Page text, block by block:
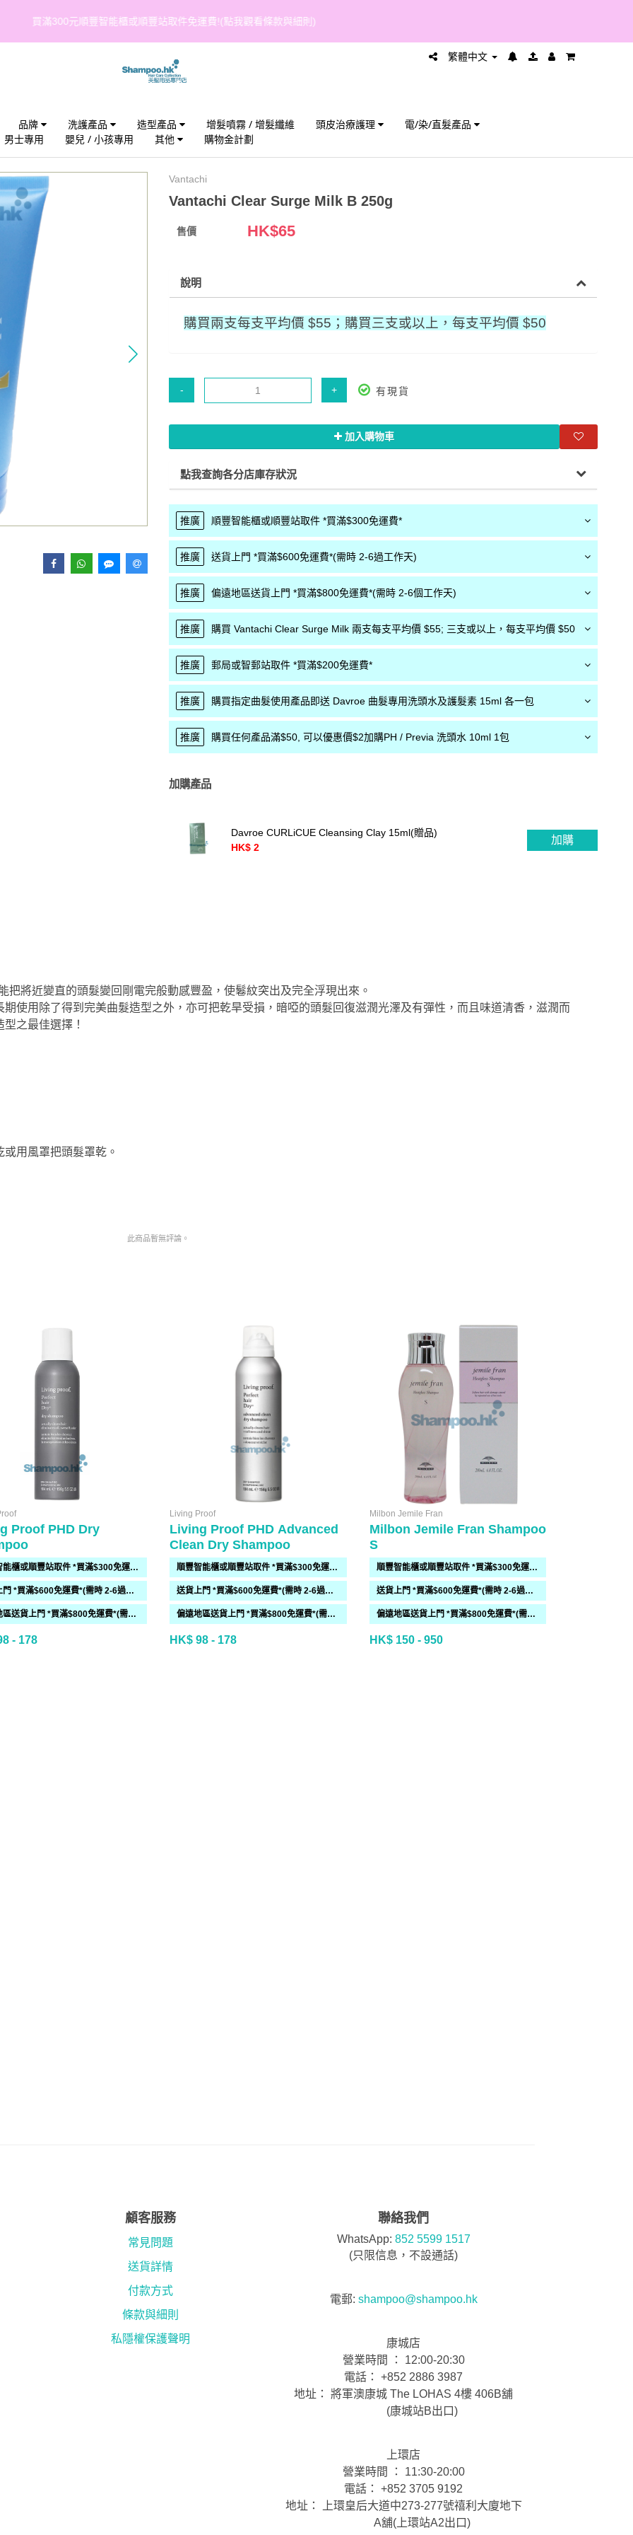
買滿300元順豐智能櫃或順豐站取件免運費!(點我觀看條款與細則)
繁體中文
品牌 洗護產品 造型產品 增髮噴霧 / 增髮纖維 頭皮治療護理
電/染/直髮產品
男士專用
嬰兒 / 小孩專用 其他 購物金計劃
Vantachi
Vantachi Clear Surge Milk B 250g
售價 HK$65
說明
購買兩支每支平均價 $55；購買三支或以上，每支平均價 $50
- + 有現貨
加入購物車
點我查詢各分店庫存狀況
推廣 順豐智能櫃或順豐站取件 *買滿$300免運費*
推廣 送貨上門 *買滿$600免運費*(需時 2-6過工作天)
推廣 偏遠地區送貨上門 *買滿$800免運費*(需時 2-6個工作天)
推廣 購買 Vantachi Clear Surge Milk 兩支每支平均價 $55; 三支或以上，每支平均價 $50
推廣 郵局或智郵站取件 *買滿$200免運費*
推廣 購買指定曲髮使用產品即送 Davroe 曲髮專用洗頭水及護髮素 15ml 各一包
推廣 購買任何產品滿$50, 可以優惠價$2加購PH / Previa 洗頭水 10ml 1包
加購產品
Davroe CURLiCUE Cleansing Clay 15ml(贈品)
HK$ 2
加購
把將近變直的頭髮變回剛電完般動感豐盈，使鬈紋突出及完全浮現出來。
期使用除了得到完美曲髮造型之外，亦可把乾旱受損，暗啞的頭髮回復滋潤光澤及有彈性，而且味道清香，滋潤而
之最佳選擇！
用風罩把頭髮罩乾。
此商品暫無評論。
Proof PHD Dry
順豐智能櫃或順豐站取件 *買滿$300免運費*
送貨上門 *買滿$600免運費*(需時 2-6過工作天)
偏遠地區送貨上門 *買滿$800免運費*(需時 2-6個工作天)
- 178
Living Proof
Living Proof PHD Advanced
Clean Dry Shampoo
順豐智能櫃或順豐站取件 *買滿$300免運費*
送貨上門 *買滿$600免運費*(需時 2-6過工作天)
偏遠地區送貨上門 *買滿$800免運費*(需時 2-6個工作天)
HK$ 98 - 178
Milbon Jemile Fran
Milbon Jemile Fran Shampoo
S
順豐智能櫃或順豐站取件 *買滿$300免運費*
送貨上門 *買滿$600免運費*(需時 2-6過工作天)
偏遠地區送貨上門 *買滿$800免運費*(需時 2-6個工作天)
HK$ 150 - 950
顧客服務
常見問題
送貨詳情
付款方式
條款與細則
私隱權保護聲明
聯絡我們
WhatsApp: 852 5599 1517
(只限信息，不設通話)
電郵: shampoo@shampoo.hk
康城店
營業時間 ： 12:00-20:30
電話： +852 2886 3987
地址： 將軍澳康城 The LOHAS 4樓 406B舖
(康城站B出口)
上環店
營業時間 ： 11:30-20:00
電話： +852 3705 9192
地址： 上環皇后大道中273-277號禧利大廈地下
A舖(上環站A2出口)